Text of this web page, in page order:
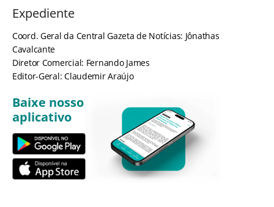
Expediente
Coord. Geral da Central Gazeta de Notícias: Jônathas
Cavalcante
Diretor Comercial: Fernando James
Editor-Geral: Claudemir Araújo
Baixe nosso
aplicativo